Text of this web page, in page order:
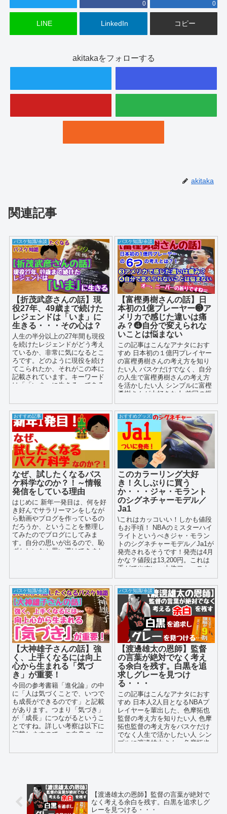
0 0
LINE LinkedIn コピー
akitakaをフォローする
akitaka
関連記事
バスケ知識/余談
【折茂武彦さんの話】現
役27年、49歳まで続けた
レジェンドは「いま」に
生きる・・・その心は？
人生の半分以上の27年間も現役
を続けたレジェンドがどう考え
ているか、非常に気になるとこ
ろです。どのように現役を続け
てこられたか、それがこの本に
記載されています。キーワード
は「「いま」に生きる」である
バスケ知識/余談
【富樫勇樹さんの話】日
本初の1億プレーヤー❸ア
メリカで感じた違いは痛
み？❹自分で変えられな
いことは悩まない
この記事はこんなアナタにおす
すめ 日本初の１億円プレイヤー
の富樫勇樹さんの考え方を知り
たい人 バスケだけでなく、自分
の人生で富樫勇樹さんの考え方
を活かしたい人 シンプルに富樫
勇樹さんが大好きな人 前回の振
おすすめ記事
なぜ、試したくなるバス
ケ科学なのか？！～情報
発信をしている理由
はじめに 新年一発目は、何を好
き好んでサラリーマンをしなが
ら動画やブログを作っているの
だろうか、ということを整理し
てみたのでブログにしてみま
す。自分の思いが出るので、恥
ずかしいなと思い避けてきまし
おすすめグッズ
このカラーリング大好
き！久しぶりに買う
か・・・ジャ・モラント
のシグネチャーモデル／
Ja1
\これはカッコいい！しかも値段
もお手頃！ NBAのミスターハイ
ライトというべきジャ・モラン
トのシグネチャーモデル／Ja1が
発売されるそうです！発売は4月
かな？値段は13,200円。これは
手がでやすい。大体ファースト
バスケ知識/余談
【大神雄子さんの話】強
く、上手くなるには向上
心から生まれる「気づ
き」が重要！
今回の参考書籍「進化論」の中
に「人は気づくことで、いつで
も成長ができるのです」と記載
があります。つまり「気づき」
が「成長」につながるというこ
とですね。詳しい考察は以下に
記載しますので、ご自身のバス
バスケ知識/余談
【渡邊雄太の恩師】監督
の言葉が絶対でなく考え
る余白を残す。白黒を追
求しグレーを見つけ
る・・・
この記事はこんなアナタにおす
すめ 日本人2人目となるNBAプ
レイヤーを輩出した、色摩拓也
監督の考え方を知りたい人 色摩
拓也監督の考え方をバスケだけ
でなく人生で活かしたい人 シン
プルに渡邊雄太さん、色摩拓也
【渡邊雄太の恩師】監督の言葉が絶対で
なく考える余白を残す。白黒を追求しグ
レーを見つける・・・